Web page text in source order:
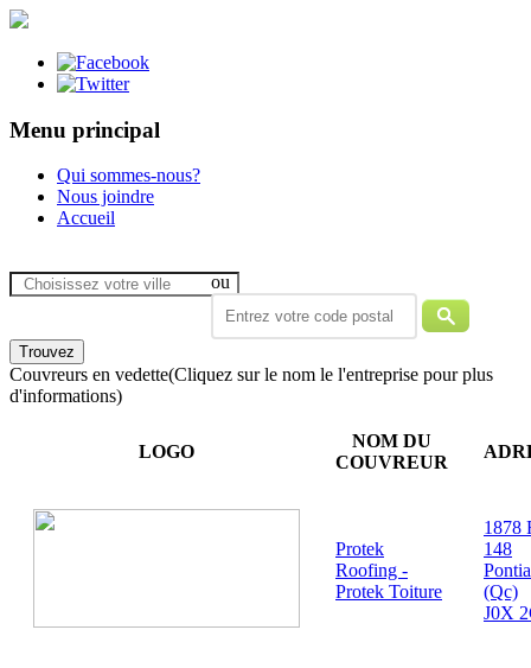
Menu principal
Qui sommes-nous?
Nous joindre
Accueil
ou
Couvreurs en vedette(Cliquez sur le nom le l'entreprise pour plus
d'informations)
LOGO
NOM DU
COUVREUR
Protek
Roofing -
Protek Toiture
1878
148
(Qc)
J0X